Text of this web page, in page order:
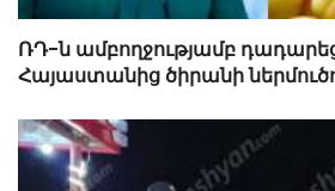
ՌԴ-ն ամբողջությամբ
Հայաստանից ծիրանի